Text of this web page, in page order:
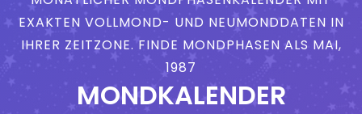
EXAKTEN VOLLMOND- UND NEUMONDDATEN IN
IHRER ZEITZONE. FINDE MONDPHASEN ALS MAI,
1987
MONDKALENDER